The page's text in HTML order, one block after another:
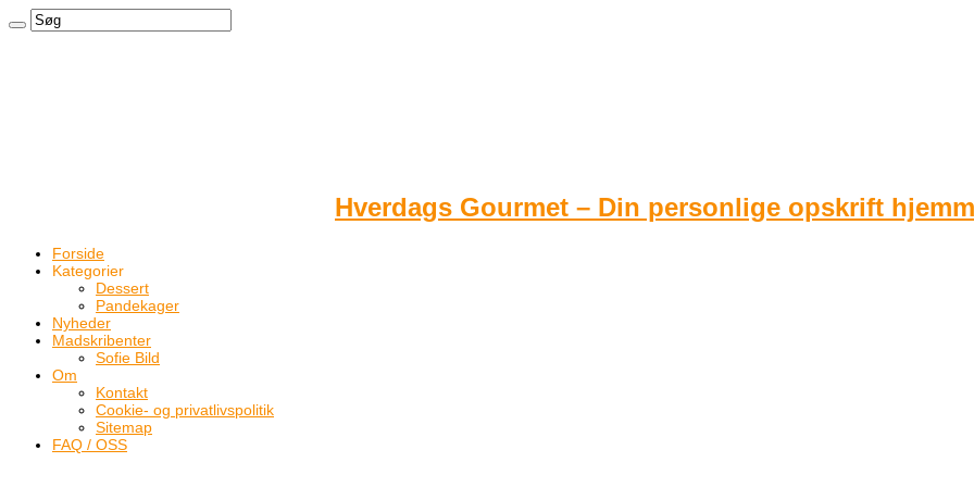
Hverdags Gourmet – Din personlige opskrift
Forside
Kategorier
Dessert
Pandekager
Nyheder
Madskribenter
Sofie Bild
Om
Kontakt
Cookie- og privatlivspolitik
Sitemap
FAQ / OSS